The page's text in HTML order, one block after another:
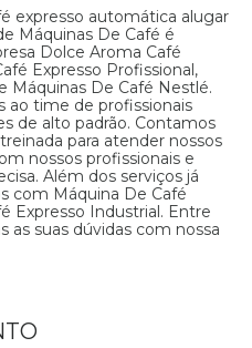
expresso automática alugar
Máquinas De Café é
Dolce Aroma Café
Expresso Profissional,
Máquinas De Café Nestlé.
ao time de profissionais
de alto padrão. Contamos
para atender nossos
nossos profissionais e
Além dos serviços já
com Máquina De Café
Expresso Industrial. Entre
suas dúvidas com nossa